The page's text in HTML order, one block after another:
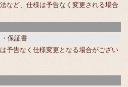
など、仕様は予告なく変更される場合
保証書
予告なく仕様変更となる場合がござい